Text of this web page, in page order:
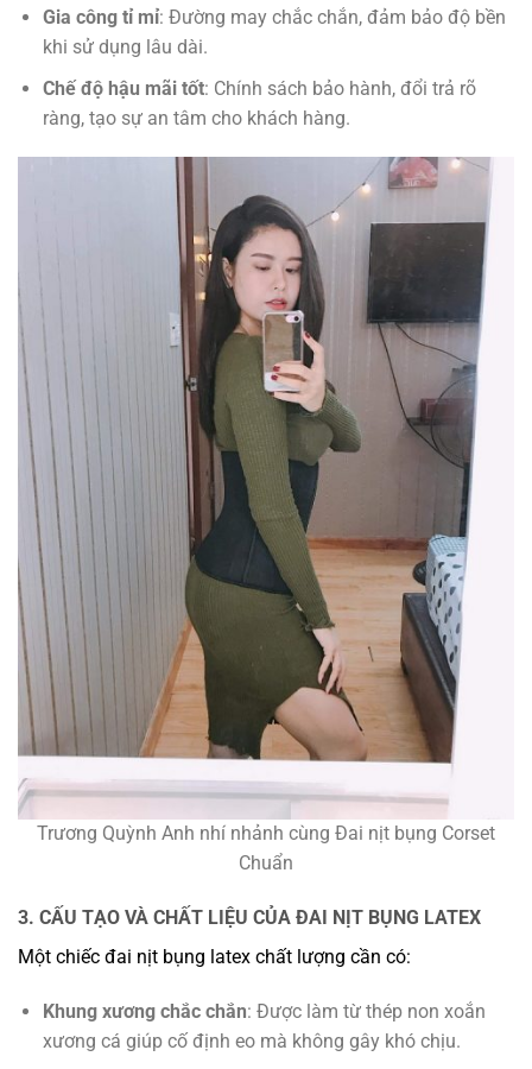
Gia công tỉ mỉ: Đường may chắc chắn, đảm bảo độ bền
khi sử dụng lâu dài.
Chế độ hậu mãi tốt: Chính sách bảo hành, đổi trả rõ
ràng, tạo sự an tâm cho khách hàng.
Trương Quỳnh Anh nhí nhảnh cùng Đai nịt bụng Corset
Chuẩn
3. CẤU TẠO VÀ CHẤT LIỆU CỦA ĐAI NỊT BỤNG LATEX
Một chiếc đai nịt bụng latex chất lượng cần có:
Khung xương chắc chắn: Được làm từ thép non xoắn
xương cá giúp cố định eo mà không gây khó chịu.